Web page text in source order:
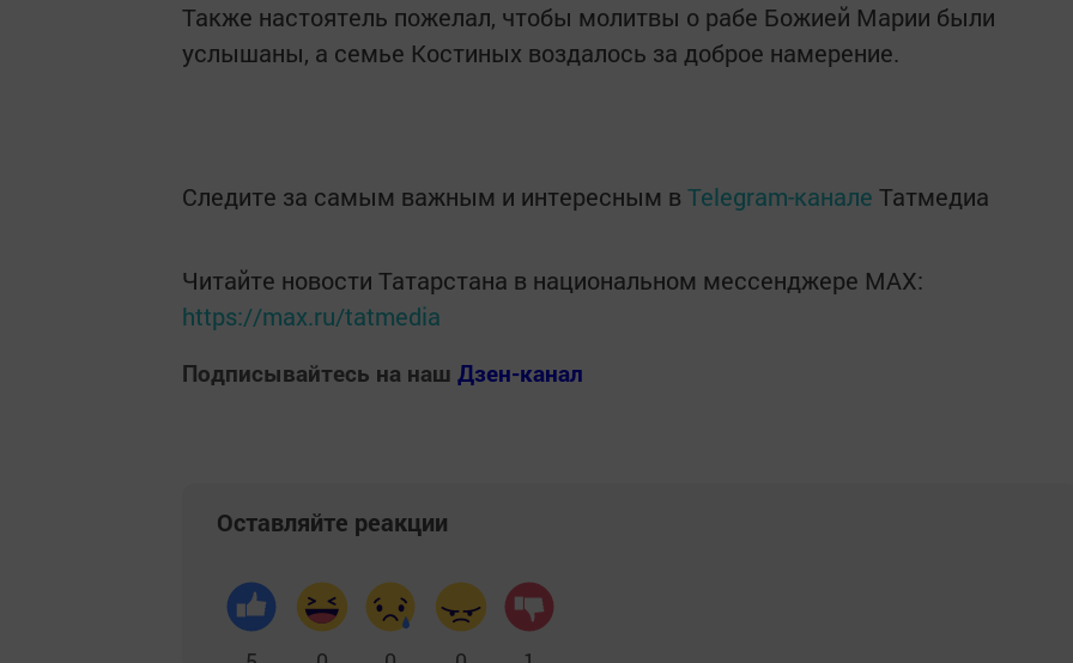
Также настоятель пожелал, чтобы молитвы о рабе Божией Марии были
услышаны, а семье Костиных воздалось за доброе намерение.
Следите за самым важным и интересным в Telegram-канале Татмедиа
Читайте новости Татарстана в национальном мессенджере MАХ:
https://max.ru/tatmedia
Подписывайтесь на наш Дзен-канал
Оставляйте реакции